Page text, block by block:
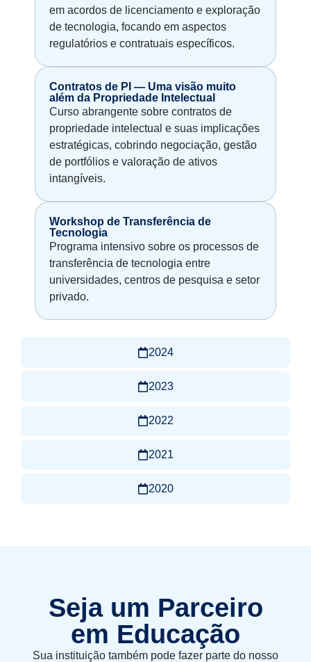
2024
2023
2022
2021
2020
em acordos de licenciamento e exploração
de tecnologia, focando em aspectos
regulatórios e contratuais específicos.
Contratos de PI — Uma visão muito
além da Propriedade Intelectual
Curso abrangente sobre contratos de
propriedade intelectual e suas implicações
estratégicas, cobrindo negociação, gestão
de portfólios e valoração de ativos
intangíveis.
Workshop de Transferência de
Tecnologia
Programa intensivo sobre os processos de
transferência de tecnologia entre
universidades, centros de pesquisa e setor
privado.
Seja um Parceiro
em Educação
Sua instituição também pode fazer parte do nosso